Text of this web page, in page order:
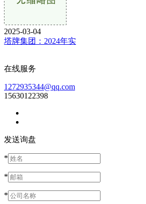
2025-03-04
塔牌集团：2024年实
在线服务
1272935344@qq.com
15630122398
发送询盘
*
*
*